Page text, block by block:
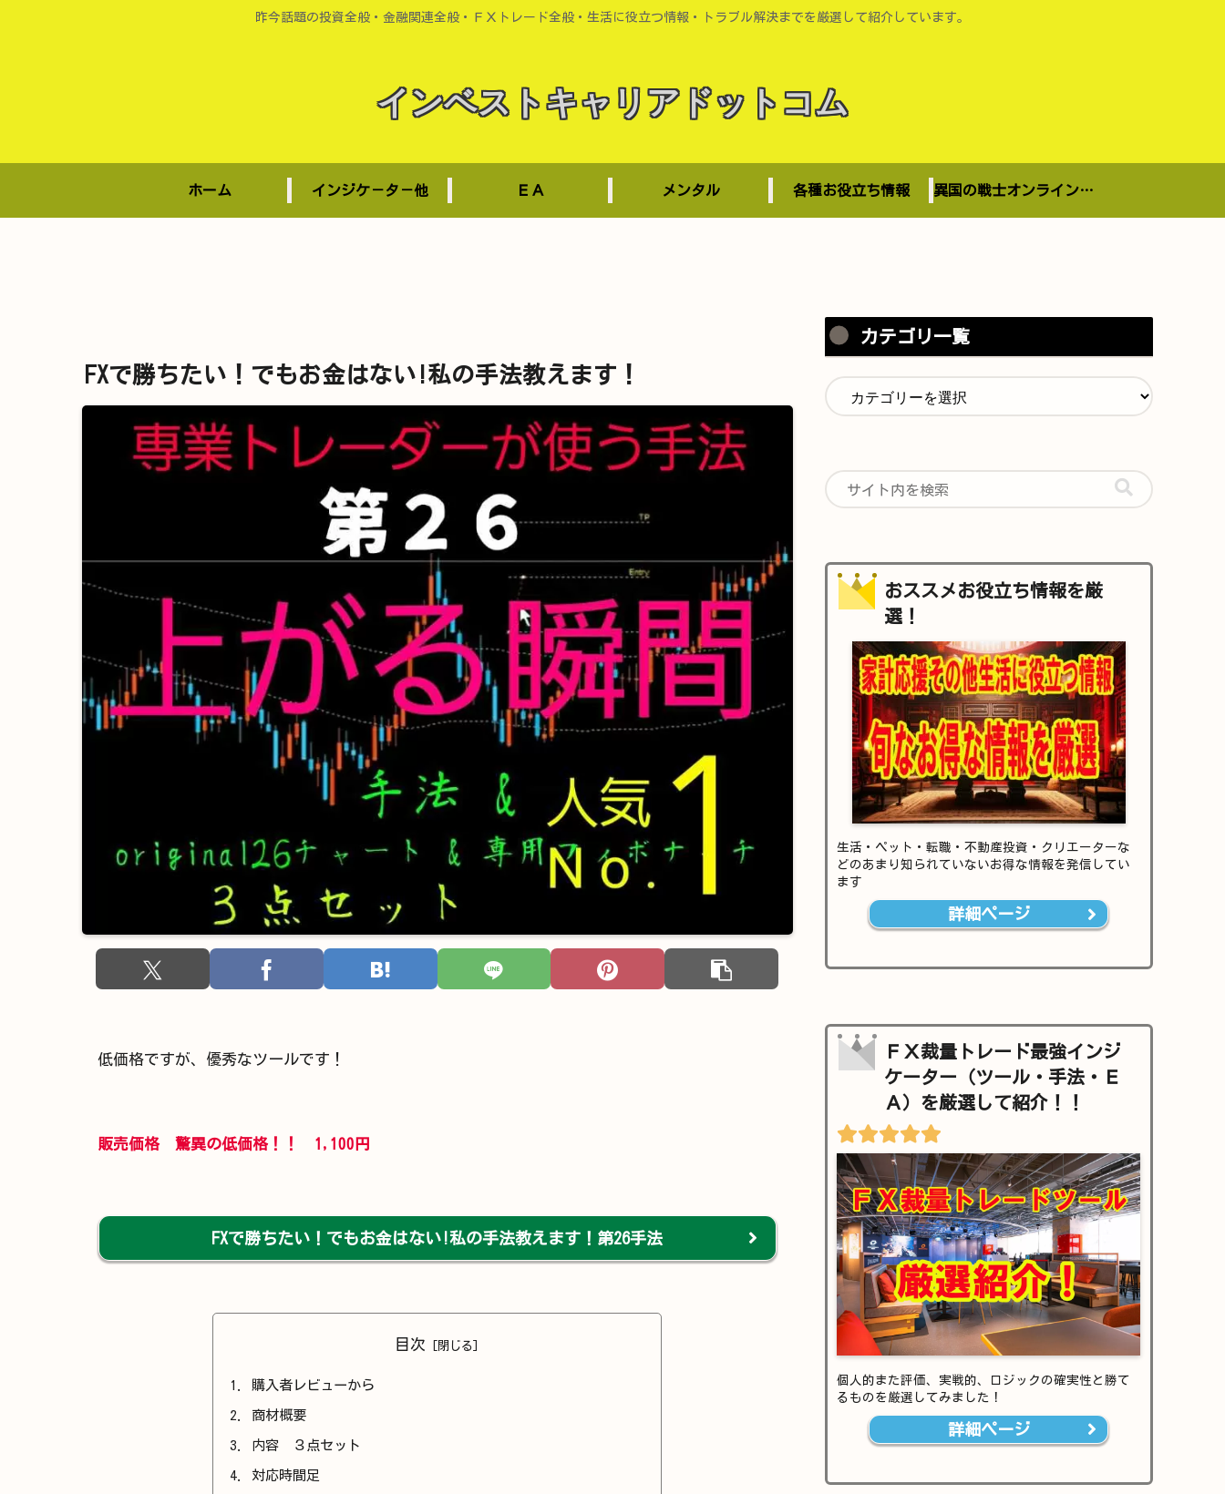
昨今話題の投資全般・金融関連全般・ＦＸトレード全般・生活に役立つ情報・トラブル解決までを厳選して紹介しています。
インベストキャリアドットコム
ホーム インジケ－タ－他 ＥＡ メンタル 各種お役立ち情報 異国の戦士オンラインショップ
FXで勝ちたい！でもお金はない!私の手法教えます！
低価格ですが、優秀なツールです！
販売価格 驚異の低価格！！ 1,100円
FXで勝ちたい！でもお金はない!私の手法教えます！第26手法
目次
購入者レビューから
商材概要
内容 ３点セット
対応時間足
カテゴリ一覧
おススメお役立ち情報を厳
選！
生活・ペット・転職・不動産投資・クリエーターな
どのあまり知られていないお得な情報を発信してい
ます
詳細ページ
ＦＸ裁量トレード最強インジ
ケーター（ツール・手法・Ｅ
Ａ）を厳選して紹介！！
個人的また評価、実戦的、ロジックの確実性と勝て
るものを厳選してみました！
詳細ページ